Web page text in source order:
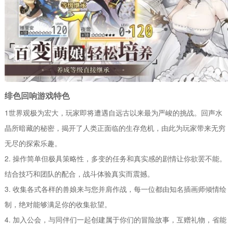
绯色回响游戏特色
1世界观极为宏大，玩家即将遭遇自远古以来最为严峻的挑战。回声水
晶所暗藏的秘密，揭开了人类正面临的生存危机，由此为玩家带来无穷
无尽的探索乐趣。
2. 操作简单但极具策略性，多变的任务和真实感的剧情让你欲罢不能。
结合技巧和团队的配合，战斗体验真实而震撼。
3. 收集各式各样的兽娘来与您并肩作战，每一位都由知名插画师倾情绘
制，绝对能够满足你的收集欲望。
4. 加入公会，与同伴们一起创建属于你们的冒险故事，互赠礼物，省能